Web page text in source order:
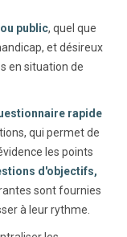
public, quel que
et désireux
en situation de
rapide
qui permet de
les points
d'objectifs,
sont fournies
à leur rythme.